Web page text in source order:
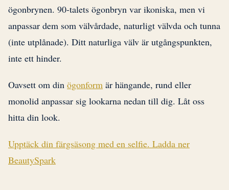
ögonbrynen. 90-talets ögonbryn var ikoniska, men vi
anpassar dem som välvårdade, naturligt välvda och tunna
(inte utplånade). Ditt naturliga välv är utgångspunkten,
inte ett hinder.
Oavsett om din ögonform är hängande, rund eller
monolid anpassar sig lookarna nedan till dig. Låt oss
hitta din look.
Upptäck din färgsäsong med en selfie. Ladda ner
BeautySpark